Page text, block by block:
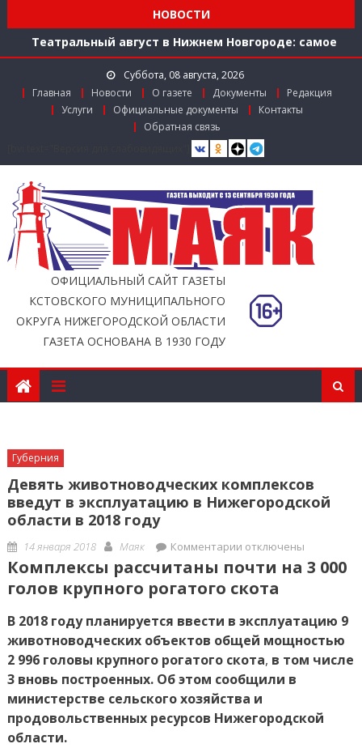
НОВОСТИ
ул. Рождественской: итоги совместной работы
Театральный август в Нижнем Новгороде: самое
время зарядиться искусством!
Доступ к лекарствам по федеральной льготе
Поддержка в региональном грантовом конкурсе
«Драйверы роста»
Заслуженный работник агропромышленного
комплекса
Мониторинг доступности городской среды на
ул. Рождественской: итоги совместной работы
Суббота, 08 августа, 2026
Главная
Новости О газете Документы
Редакция
Услуги
Официальные документы
Контакты
Обратная связь
ОФИЦИАЛЬНЫЙ САЙТ ГАЗЕТЫ
КСТОВСКОГО МУНИЦИПАЛЬНОГО
ОКРУГА НИЖЕГОРОДСКОЙ ОБЛАСТИ
ГАЗЕТА ОСНОВАНА В 1930 ГОДУ
Губерния
Девять животноводческих комплексов
введут в эксплуатацию в Нижегородской
области в 2018 году
Posted
on
14 января 2018 Author
Маяк Комментариик
записи
комплексов
введут
в
эксплуатацию
в
Нижегородской
области
отключены
Комплексы рассчитаны почти на 3 000
голов крупного рогатого скота
В 2018 году планируется ввести в эксплуатацию 9
животноводческих объектов общей мощностью
2 996 головы крупного рогатого скота, в том числе
3 вновь построенных. Об этом сообщили в
министерстве сельского хозяйства и
продовольственных ресурсов Нижегородской
области.